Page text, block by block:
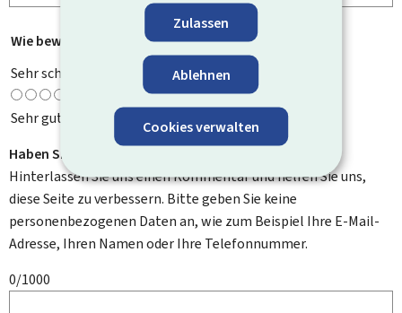
Zulassen
Ablehnen
Cookies verwalten
Wie bewerten Sie diese Seite? *
Sehr schlecht
Sehr gut
Haben Sie Verbesserungsvorschläge?
Hinterlassen Sie uns einen Kommentar und helfen Sie uns,
diese Seite zu verbessern. Bitte geben Sie keine
personenbezogenen Daten an, wie zum Beispiel Ihre E-Mail-
Adresse, Ihren Namen oder Ihre Telefonnummer.
0/1000